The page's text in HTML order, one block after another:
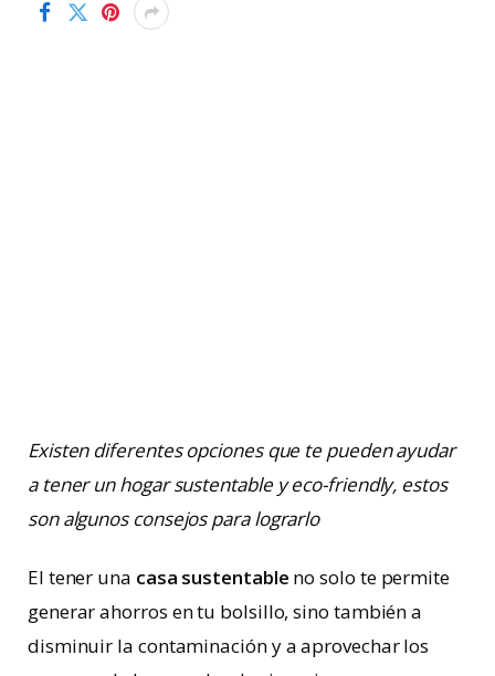
Existen diferentes opciones que te pueden ayudar
a tener un hogar sustentable y eco-friendly, estos
son algunos consejos para lograrlo
El tener una casa sustentable no solo te permite
generar ahorros en tu bolsillo, sino también a
disminuir la contaminación y a aprovechar los